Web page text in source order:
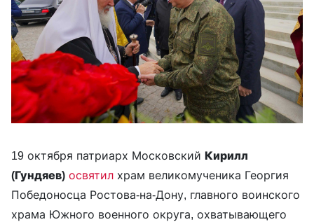
19 октября патриарх Московский Кирилл
(Гундяев) освятил храм великомученика Георгия
Победоносца Ростова-на-Дону, главного воинского
храма Южного военного округа, охватывающего